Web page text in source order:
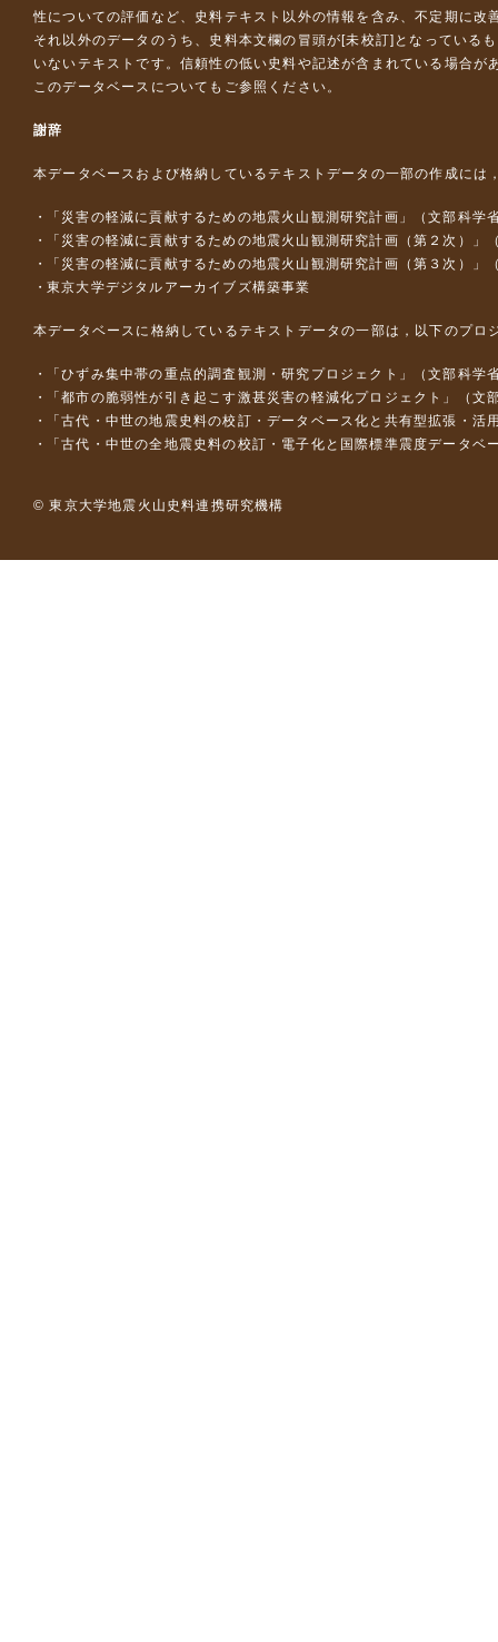
性についての評価など、史料テキスト以外の情報を含み、不定期に改
それ以外のデータのうち、史料本文欄の冒頭が[未校訂]となっている
いないテキストです。信頼性の低い史料や記述が含まれている場合が
このデータベースについて もご参照ください。
謝辞
本データベースおよび格納しているテキストデータの一部の作成には
「災害の軽減に貢献するための地震火山観測研究計画」（文部科学
「災害の軽減に貢献するための地震火山観測研究計画（第２次）」
「災害の軽減に貢献するための地震火山観測研究計画（第３次）」
東京大学デジタルアーカイブズ構築事業
本データベースに格納しているテキストデータの一部は，以下のプロ
「ひずみ集中帯の重点的調査観測・研究プロジェクト」（文部科
「都市の脆弱性が引き起こす激甚災害の軽減化プロジェクト」（
「古代・中世の地震史料の校訂・データベース化と共有型拡張・
「古代・中世の全地震史料の校訂・電子化と国際標準震度データ
© 東京大学地震火山史料連携研究機構